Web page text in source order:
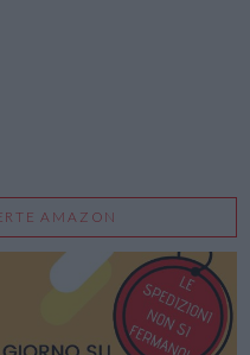
AMAZON